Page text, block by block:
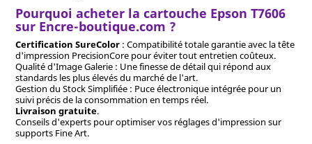
Pourquoi acheter la cartouche Epson T7606
sur Encre-boutique.com ?
Certification SureColor: Compatibilité totale garantie avec la tête
d'impression PrecisionCore pour éviter tout entretien coûteux.
Qualité d'Image Galerie : Une finesse de détail qui répond aux
standards les plus élevés du marché de l'art.
Gestion du Stock Simplifiée : Puce électronique intégrée pour un
suivi précis de la consommation en temps réel.
Livraison gratuite.
Conseils d'experts pour optimiser vos réglages d'impression sur
supports Fine Art.